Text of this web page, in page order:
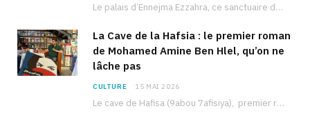
Le palais d’Ennejma Ezzahra, ce sanctuaire de la musique tunisienne et méditerranéenne construit par le…
La Cave de la Hafsia : le premier roman
de Mohamed Amine Ben Hlel, qu’on ne
lâche pas
CULTURE 15 MAI 2026
Le cave de Hafisa (9abou 7afisiya), premier roman du journaliste tunisien Mohamed Amine Ben Hlel,…